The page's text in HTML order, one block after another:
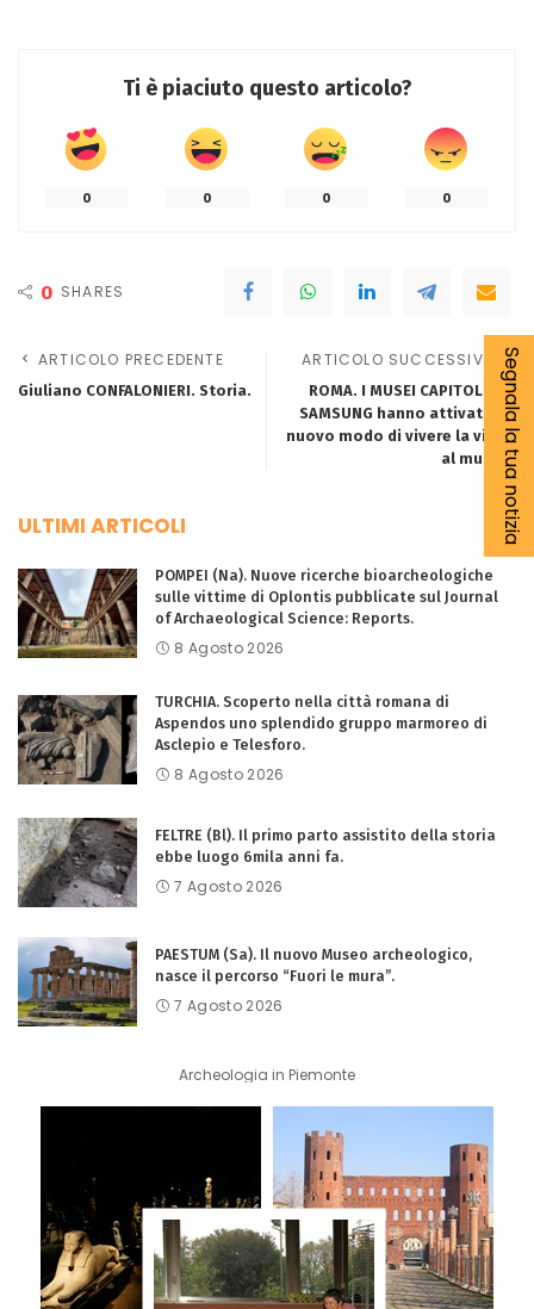
Ti è piaciuto questo articolo?
0 0 0 0
0 SHARES
ARTICOLO PRECEDENTE
Giuliano CONFALONIERI. Storia.
ARTICOLO SUCCESSIVO
ROMA. I MUSEI CAPITOLINI e
SAMSUNG hanno attivato un
nuovo modo di vivere la visita
al museo.
ULTIMI ARTICOLI
POMPEI (Na). Nuove ricerche bioarcheologiche
sulle vittime di Oplontis pubblicate sul Journal
of Archaeological Science: Reports.
8 Agosto 2026
TURCHIA. Scoperto nella città romana di
Aspendos uno splendido gruppo marmoreo di
Asclepio e Telesforo.
8 Agosto 2026
FELTRE (Bl). Il primo parto assistito della storia
ebbe luogo 6mila anni fa.
7 Agosto 2026
PAESTUM (Sa). Il nuovo Museo archeologico,
nasce il percorso “Fuori le mura”.
7 Agosto 2026
Archeologia in Piemonte
Segnala la tua notizia